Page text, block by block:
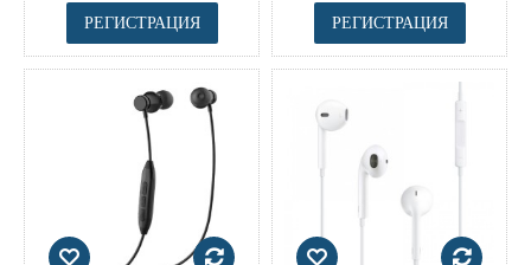
РЕГИСТРАЦИЯ
РЕГИСТРАЦИЯ